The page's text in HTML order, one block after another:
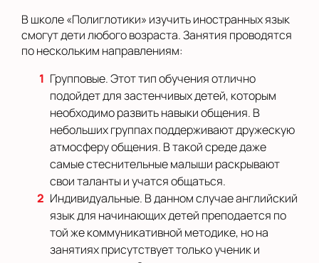
В школе «Полиглотики» изучить иностранных язык
смогут дети любого возраста. Занятия проводятся
по нескольким направлениям:
Групповые. Этот тип обучения отлично
подойдет для застенчивых детей, которым
необходимо развить навыки общения. В
небольших группах поддерживают дружескую
атмосферу общения. В такой среде даже
самые стеснительные малыши раскрывают
свои таланты и учатся общаться.
Индивидуальные. В данном случае английский
язык для начинающих детей преподается по
той же коммуникативной методике, но на
занятиях присутствует только ученик и